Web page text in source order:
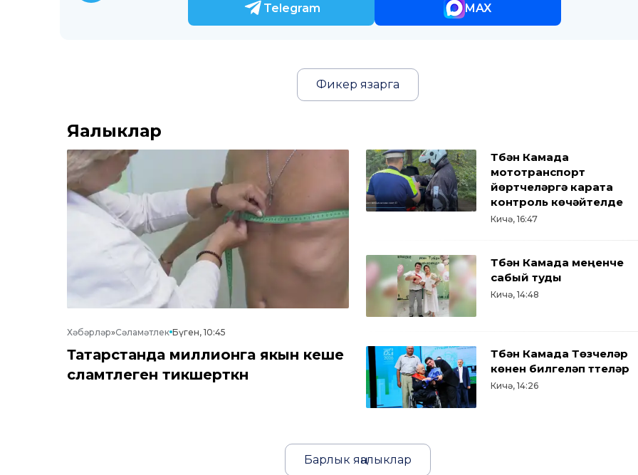
Telegram MAX
Фикер язарга
Яңалыклар
Хәбәрләр»Сәламәтлек Бүген, 10:45
Татарстанда миллионга якын кеше
сәламәтлеген тикшерткән
Түбән Камада
мототранспорт
йөртүчеләргә карата
контроль көчәйтелде
Кичә, 16:47
Түбән Камада меңенче
сабый туды
Кичә, 14:48
Түбән Камада Төзүчеләр
көнен билгеләп үттеләр
Кичә, 14:26
Барлык яңалыклар